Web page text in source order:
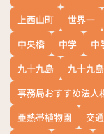
上西山町
世界一
中央橋
中学 中
九十九島
九十九
事務局おすすめ法人
亜熱帯植物園
交